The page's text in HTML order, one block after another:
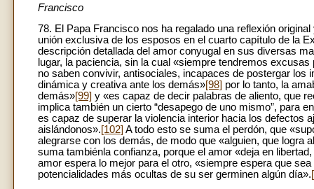
Francisco
78. El Papa Francisco nos ha regalado una reflexión
unión exclusiva de los esposos en el cuarto capítulo de la
descripción detallada del amor conyugal en sus diversas
lugar, la paciencia, sin la cual «siempre tendremos
no saben convivir, antisociales, incapaces de postergar los
dinámica y creativa ante los demás»[98] por lo tanto, la
demás»[99] y «es capaz de decir palabras de aliento, que
implica también un cierto “desapego de uno mismo”, para
es capaz de superar la violencia interior hacia los defectos
aislándonos».[102] A todo esto se suma el perdón, que
alegrarse con los demás, de modo que «alguien, que logra
suma tambiénla confianza, porque el amor «deja en
amor espera lo mejor para el otro, «siempre espera que
potencialidades más ocultas de su ser germinen algún día».